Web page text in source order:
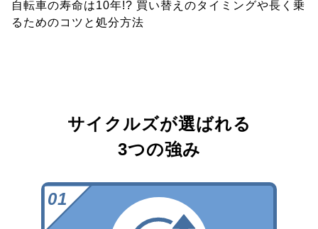
自転車の寿命は10年!? 買い替えのタイミングや長く乗
るためのコツと処分方法
サイクルズが選ばれる
3つの強み